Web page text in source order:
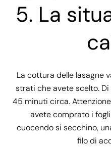
5. La
La cottura delle lasagne
strati che avete scelto. Di
45 minuti circa.
avete comprato i
cuocendo si secchino,
filo di